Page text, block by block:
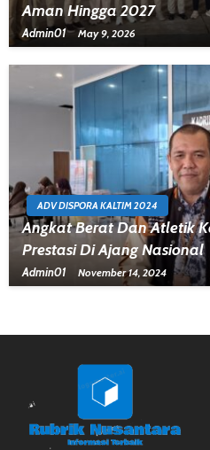
Aman Hingga 2027
Admin01 May 9, 2026
ADV DISPORA KALTIM 2024
Angkat Berat Dan Atletik
Prestasi Di Ajang Nasional
Admin01 November 14, 2024